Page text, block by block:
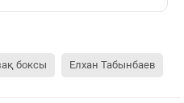
боксы Елхан Табынбаев